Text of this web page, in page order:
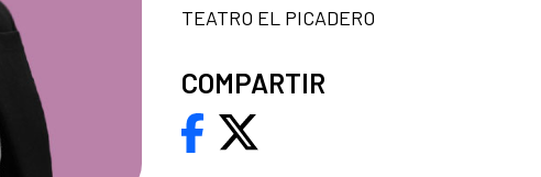
TEATRO EL PICADERO
COMPARTIR